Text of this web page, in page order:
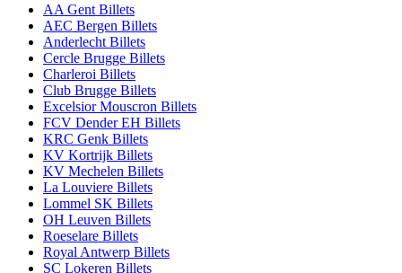
AA Gent Billets
AEC Bergen Billets
Anderlecht Billets
Cercle Brugge Billets
Charleroi Billets
Club Brugge Billets
Excelsior Mouscron Billets
FCV Dender EH Billets
KRC Genk Billets
KV Kortrijk Billets
KV Mechelen Billets
La Louviere Billets
Lommel SK Billets
OH Leuven Billets
Roeselare Billets
Royal Antwerp Billets
SC Lokeren Billets